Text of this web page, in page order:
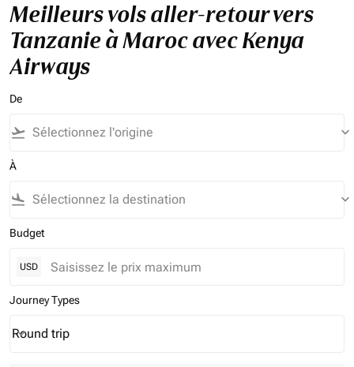
Meilleurs vols aller-retour vers
Tanzanie à Maroc avec Kenya
Airways
De
flight_takeoff keyboard_arrow_down
À
flight_land keyboard_arrow_down
Budget
USD
Journey Types
Journey Types option Round trip Selected
Round trip
keyboard_arrow_down